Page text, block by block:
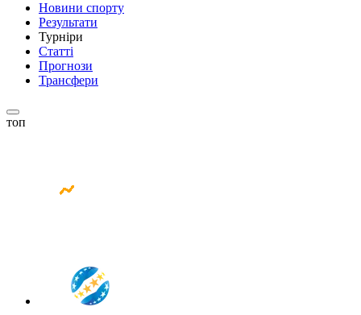
Новини спорту
Результати
Турніри
Статті
Прогнози
Трансфери
топ